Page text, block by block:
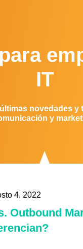
IT
novedades y
y
4, 2022
Outbound